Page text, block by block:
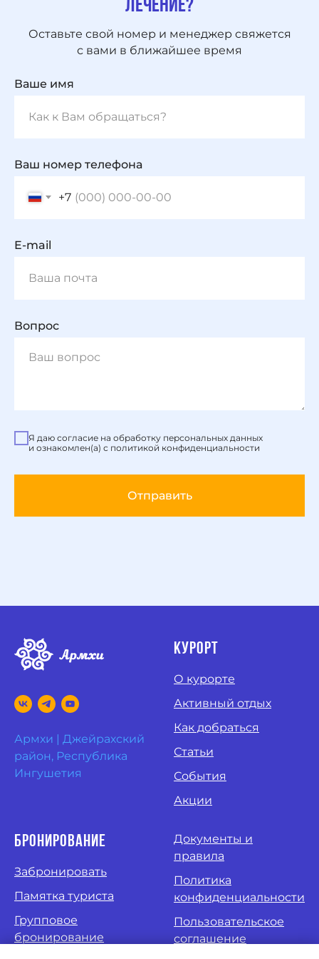
лечение?
Оставьте свой номер и менеджер свяжется
с вами в ближайшее время
Ваше имя
Ваш номер телефона
+7
E-mail
Вопрос
Я даю согласие на обработку персональных данных
и ознакомлен(а) с политикой конфиденциальности
Отправить
Армхи | Джейрахский
район, Республика
Ингушетия
курорт
О курорте
Активный отдых
Как добраться
Статьи
События
Акции
Бронирование
Забронировать
Памятка туриста
Групповое
бронирование
Документы и
правила
Политика
конфиденциальности
Пользовательское
соглашение